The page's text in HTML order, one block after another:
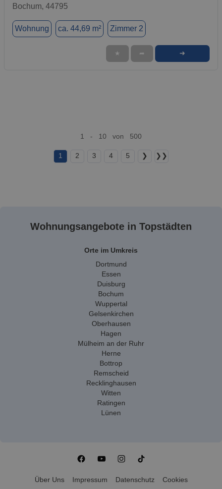
Bochum, 44795
Wohnung ca. 44,69 m² Zimmer 2
★ ➦ ➜
1 - 10 von 500
1 2 3 4 5 ❯ ❯❯
Wohnungsangebote in Topstädten
Orte im Umkreis
Dortmund
Essen
Duisburg
Bochum
Wuppertal
Gelsenkirchen
Oberhausen
Hagen
Mülheim an der Ruhr
Herne
Bottrop
Remscheid
Recklinghausen
Witten
Ratingen
Lünen
Über Uns Impressum Datenschutz Cookies